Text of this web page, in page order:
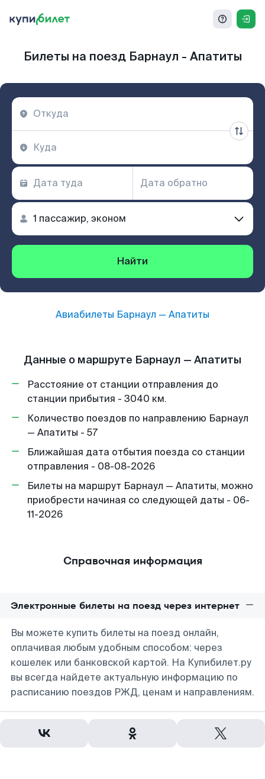
Билеты на поезд Барнаул - Апатиты
Найти
Авиабилеты Барнаул — Апатиты
Данные о маршруте Барнаул — Апатиты
Расстояние от станции отправления до
станции прибытия - 3040 км.
Количество поездов по направлению Барнаул
— Апатиты - 57
Ближайшая дата отбытия поезда со станции
отправления - 08-08-2026
Билеты на маршрут Барнаул — Апатиты, можно
приобрести начиная со следующей даты - 06-
11-2026
Справочная информация
Электронные билеты на поезд через интернет
Вы можете купить билеты на поезд онлайн,
оплачивая любым удобным способом: через
кошелек или банковской картой. На Купибилет.ру
вы всегда найдете актуальную информацию по
расписанию поездов РЖД, ценам и направлениям.